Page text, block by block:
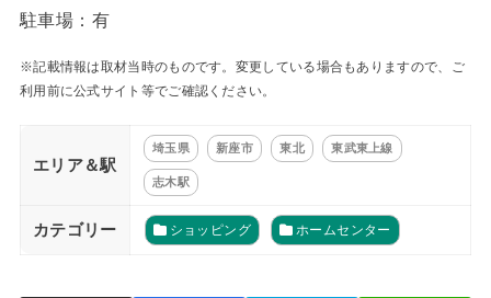
駐車場：有
※記載情報は取材当時のものです。変更している場合もありますので、ご
利用前に公式サイト等でご確認ください。
エリア＆駅
埼玉県 新座市 東北 東武東上線
志木駅
カテゴリー ショッピング ホームセンター